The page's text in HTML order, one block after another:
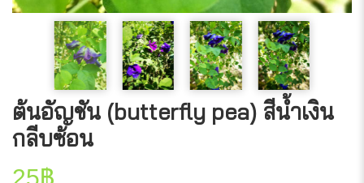
ต้นอัญชัน (butterfly pea) สีน้ำเงิน
กลีบซ้อน